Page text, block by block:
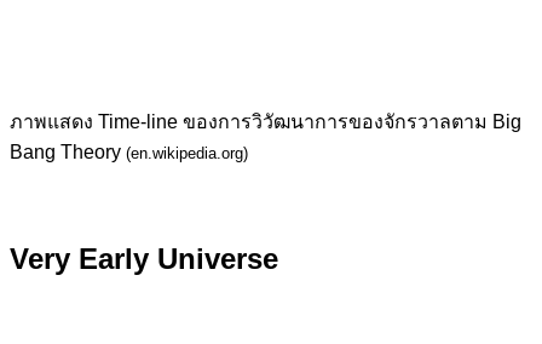
ภาพแสดง Time-line ของการวิวัฒนาการของจักรวาลตาม Big
Bang Theory (en.wikipedia.org)
Very Early Universe